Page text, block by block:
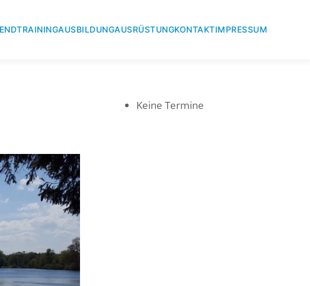
TRAININGAUSBILDUNGAUSRÜSTUNGKONTAKTIMPRESSUM
Keine Termine